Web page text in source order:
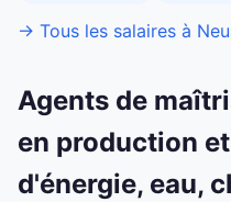
→ Tous les salaires à
Agents de
en production
d'énergie, eau,